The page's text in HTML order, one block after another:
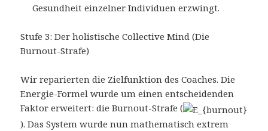
Gesundheit einzelner Individuen erzwingt.
Stufe 3: Der holistische Collective Mind (Die
Burnout-Strafe)
Wir reparierten die Zielfunktion des Coaches. Die
Energie-Formel wurde um einen entscheidenden
Faktor erweitert: die Burnout-Strafe (
). Das System wurde nun mathematisch extrem